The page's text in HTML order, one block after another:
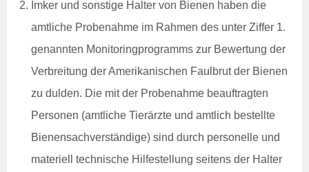
Tiergesundheitsdienst
Rindergesundheitsdienst
Schweinegesundheitsdienst
Geflügelgesundheitsdienst
Schaf- &
Pferdegesundheitsdienst
Fischgesundheitsdienst
Online-Service
Imker und sonstige Halter von Bienen haben die
amtliche Probenahme im Rahmen des unter Ziffer 1.
genannten Monitoringprogramms zur Bewertung der
Verbreitung der Amerikanischen Faulbrut der Bienen
zu dulden. Die mit der Probenahme beauftragten
Personen (amtliche Tierärzte und amtlich bestellte
Bienensachverständige) sind durch personelle und
materiell technische Hilfestellung seitens der Halter